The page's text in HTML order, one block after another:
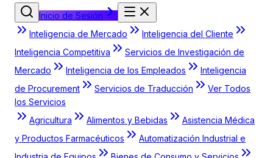
Inicio de Sesión
Inteligencia de Mercado
Inteligencia del Cliente
Inteligencia Competitiva
Servicios de Investigación de
Mercado
Inteligencia de los Empleados
Inteligencia
de Procurement
Servicios de Traducción
Ver Todos
los Servicios
Agricultura
Alimentos y Bebidas
Asistencia Médica
y Productos Farmacéuticos
Automatización Industrial e